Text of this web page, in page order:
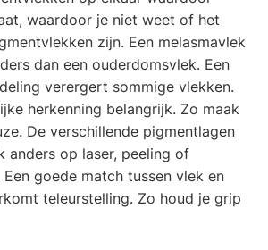
waardoor je niet weet of het
zijn. Een melasmavlek
dan een ouderdomsvlek. Een
verergert sommige vlekken.
herkenning belangrijk. Zo maak
De verschillende pigmentlagen
anders op laser, peeling of
goede match tussen vlek en
teleurstelling. Zo houd je grip